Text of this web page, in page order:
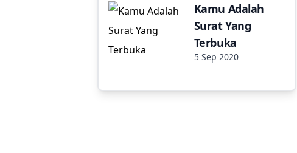
Kamu Adalah
Surat Yang
Terbuka
5 Sep 2020